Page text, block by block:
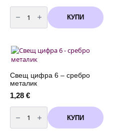
количество
за
цифра
сребро
металик
КУПИ
Свещ цифра 6 – сребро
металик
1,28 €
количество
за
цифра
КУПИ